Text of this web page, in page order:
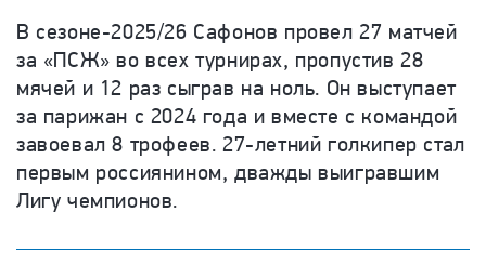
В сезоне-2025/26 Сафонов провел 27 матчей
за «ПСЖ» во всех турнирах, пропустив 28
мячей и 12 раз сыграв на ноль. Он выступает
за парижан с 2024 года и вместе с командой
завоевал 8 трофеев. 27-летний голкипер стал
первым россиянином, дважды выигравшим
Лигу чемпионов.